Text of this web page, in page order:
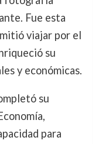
Fue esta
viajar por el
su
y económicas.
su
para